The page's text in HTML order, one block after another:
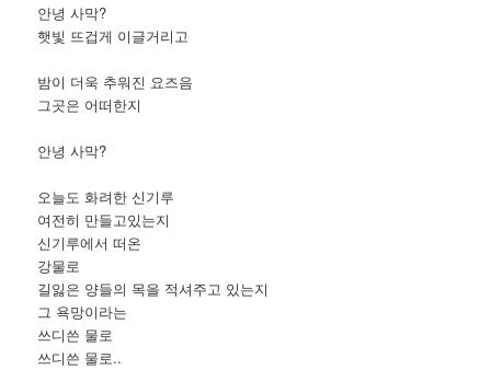
안녕 사막?
햇빛 뜨겁게 이글거리고
밤이 더욱 추워진 요즈음
그곳은 어떠한지
안녕 사막?
오늘도 화려한 신기루
여전히 만들고있는지
신기루에서 떠온
강물로
길잃은 양들의 목을 적셔주고 있는지
그 욕망이라는
쓰디쓴 물로
쓰디쓴 물로..